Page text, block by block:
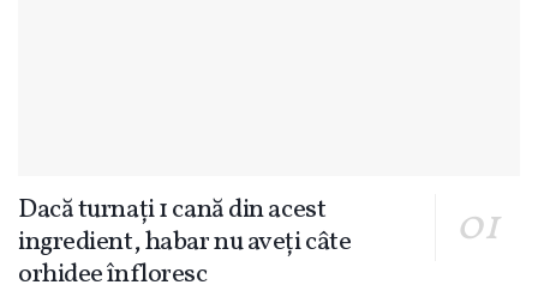
Dacă turnați 1 cană din acest
ingredient, habar nu aveți câte
orhidee înfloresc